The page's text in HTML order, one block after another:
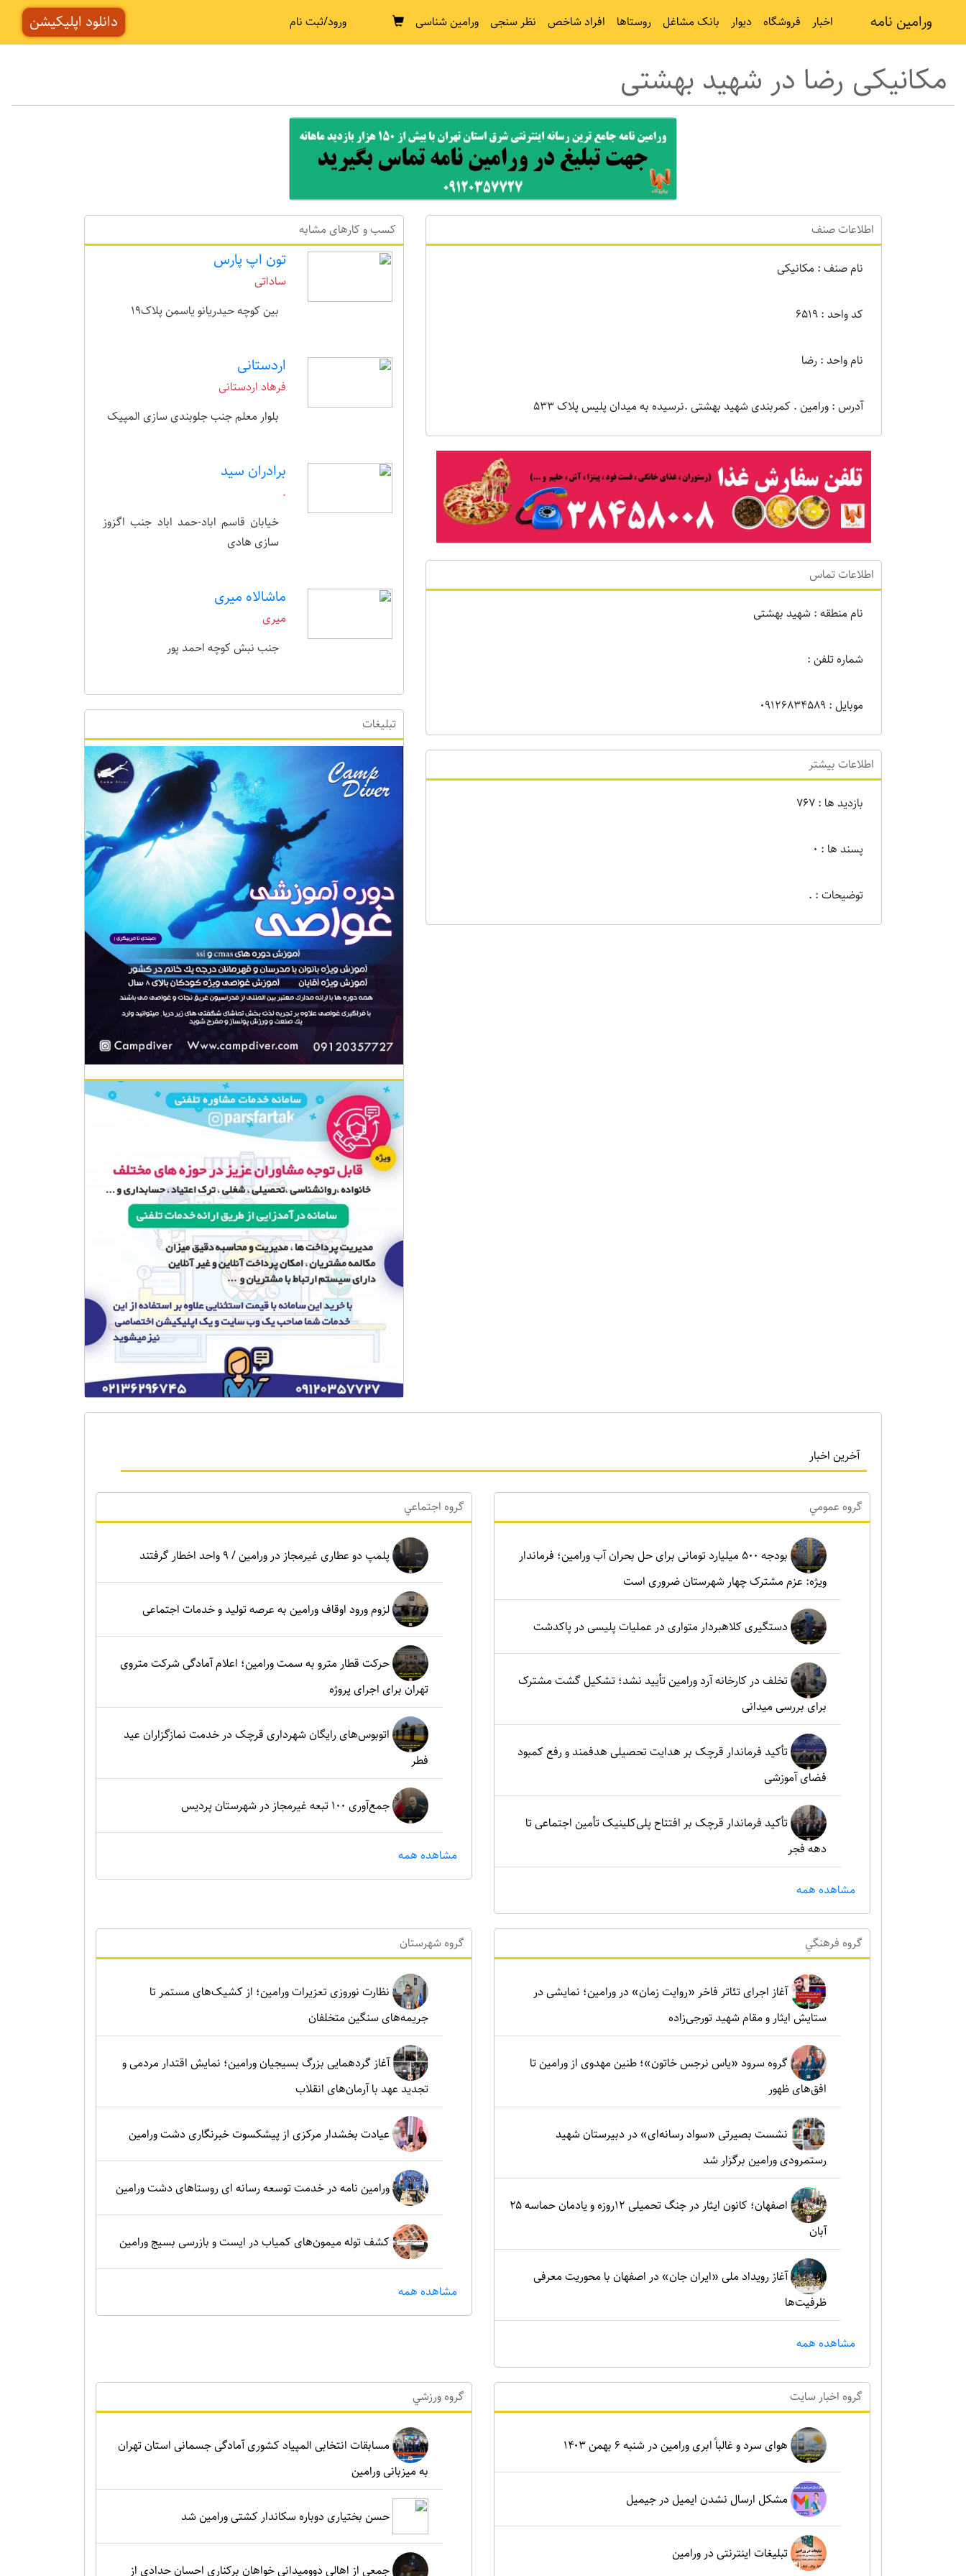
ورامین نامه اخبار فروشگاه دیوار بانک مشاغل روستاها افراد شاخص نظر سنجی ورامین شناسی ورود/ثبت نام دانلود اپلیکیشن
مکانیکی رضا در شهید بهشتی
اطلاعات صنف
نام صنف : مکانیکی
کد واحد : 6519
نام واحد : رضا
آدرس : ورامین . کمربندی شهید بهشتی .نرسیده به میدان پلیس پلاک 533
اطلاعات تماس
نام منطقه : شهید بهشتی
شماره تلفن :
موبایل : 09126834589
اطلاعات بیشتر
بازدید ها : 767
پسند ها : 0
توضیحات : .
کسب و کارهای مشابه
تون اپ پارس
ساداتی
بین کوچه حیدریانو یاسمن پلاک19
اردستانی
فرهاد اردستانی
بلوار معلم جنب جلوبندی سازی المپیک
برادران سید
.
خیابان قاسم اباد-حمد اباد جنب اگزوز
سازی هادی
ماشالاه میری
میری
جنب نبش کوچه احمد پور
تبلیغات
آخرین اخبار
گروه عمومي
بودجه ۵۰۰ میلیارد تومانی برای حل بحران آب ورامین؛ فرماندار
ویژه: عزم مشترک چهار شهرستان ضروری است
دستگیری کلاهبردار متواری در عملیات پلیسی در پاکدشت
تخلف در کارخانه آرد ورامین تأیید نشد؛ تشکیل گشت مشترک
برای بررسی میدانی
تأکید فرماندار قرچک بر هدایت تحصیلی هدفمند و رفع کمبود
فضای آموزشی
تأکید فرماندار قرچک بر افتتاح پلی‌کلینیک تأمین اجتماعی تا
دهه فجر
مشاهده همه
گروه اجتماعي
پلمپ دو عطاری غیرمجاز در ورامین / ۹ واحد اخطار گرفتند
لزوم ورود اوقاف ورامین به عرصه تولید و خدمات اجتماعی
حرکت قطار مترو به سمت ورامین؛ اعلام آمادگی شرکت متروی
تهران برای اجرای پروژه
اتوبوس‌های رایگان شهرداری قرچک در خدمت نمازگزاران عید
فطر
جمع‌آوری ۱۰۰ تبعه غیرمجاز در شهرستان پردیس
مشاهده همه
گروه فرهنگي
آغاز اجرای تئاتر فاخر «روایت زمان» در ورامین؛ نمایشی در
ستایش ایثار و مقام شهید تورجی‌زاده
گروه سرود «یاس نرجس خاتون»؛ طنین مهدوی از ورامین تا
افق‌های ظهور
نشست بصیرتی «سواد رسانه‌ای» در دبیرستان شهید
رستمرودی ورامین برگزار شد
اصفهان؛ کانون ایثار در جنگ تحمیلی ۱۲روزه و یادمان حماسه ۲۵
آبان
آغاز رویداد ملی «ایران جان» در اصفهان با محوریت معرفی
ظرفیت‌ها
مشاهده همه
گروه شهرستان
نظارت نوروزی تعزیرات ورامین؛ از کشیک‌های مستمر تا
جریمه‌های سنگین متخلفان
آغاز گردهمایی بزرگ بسیجیان ورامین؛ نمایش اقتدار مردمی و
تجدید عهد با آرمان‌های انقلاب
عیادت بخشدار مرکزی از پیشکسوت خبرنگاری دشت ورامین
ورامین نامه در خدمت توسعه رسانه ای روستاهای دشت ورامین
کشف توله میمون‌های کمیاب در ایست و بازرسی بسیج ورامین
مشاهده همه
گروه اخبار سايت
هوای سرد و غالباً ابری ورامین در شنبه ۶ بهمن ۱۴۰۳
مشکل ارسال نشدن ایمیل در جیمیل
تبلیغات اینترنتی در ورامین
گروه ورزشي
مسابقات انتخابی المپیاد کشوری آمادگی جسمانی استان تهران
به میزبانی ورامین
حسن بختیاری دوباره سکاندار کشتی ورامین شد
جمعی از اهالی دوومیدانی خواهان برکناری احسان حدادی از